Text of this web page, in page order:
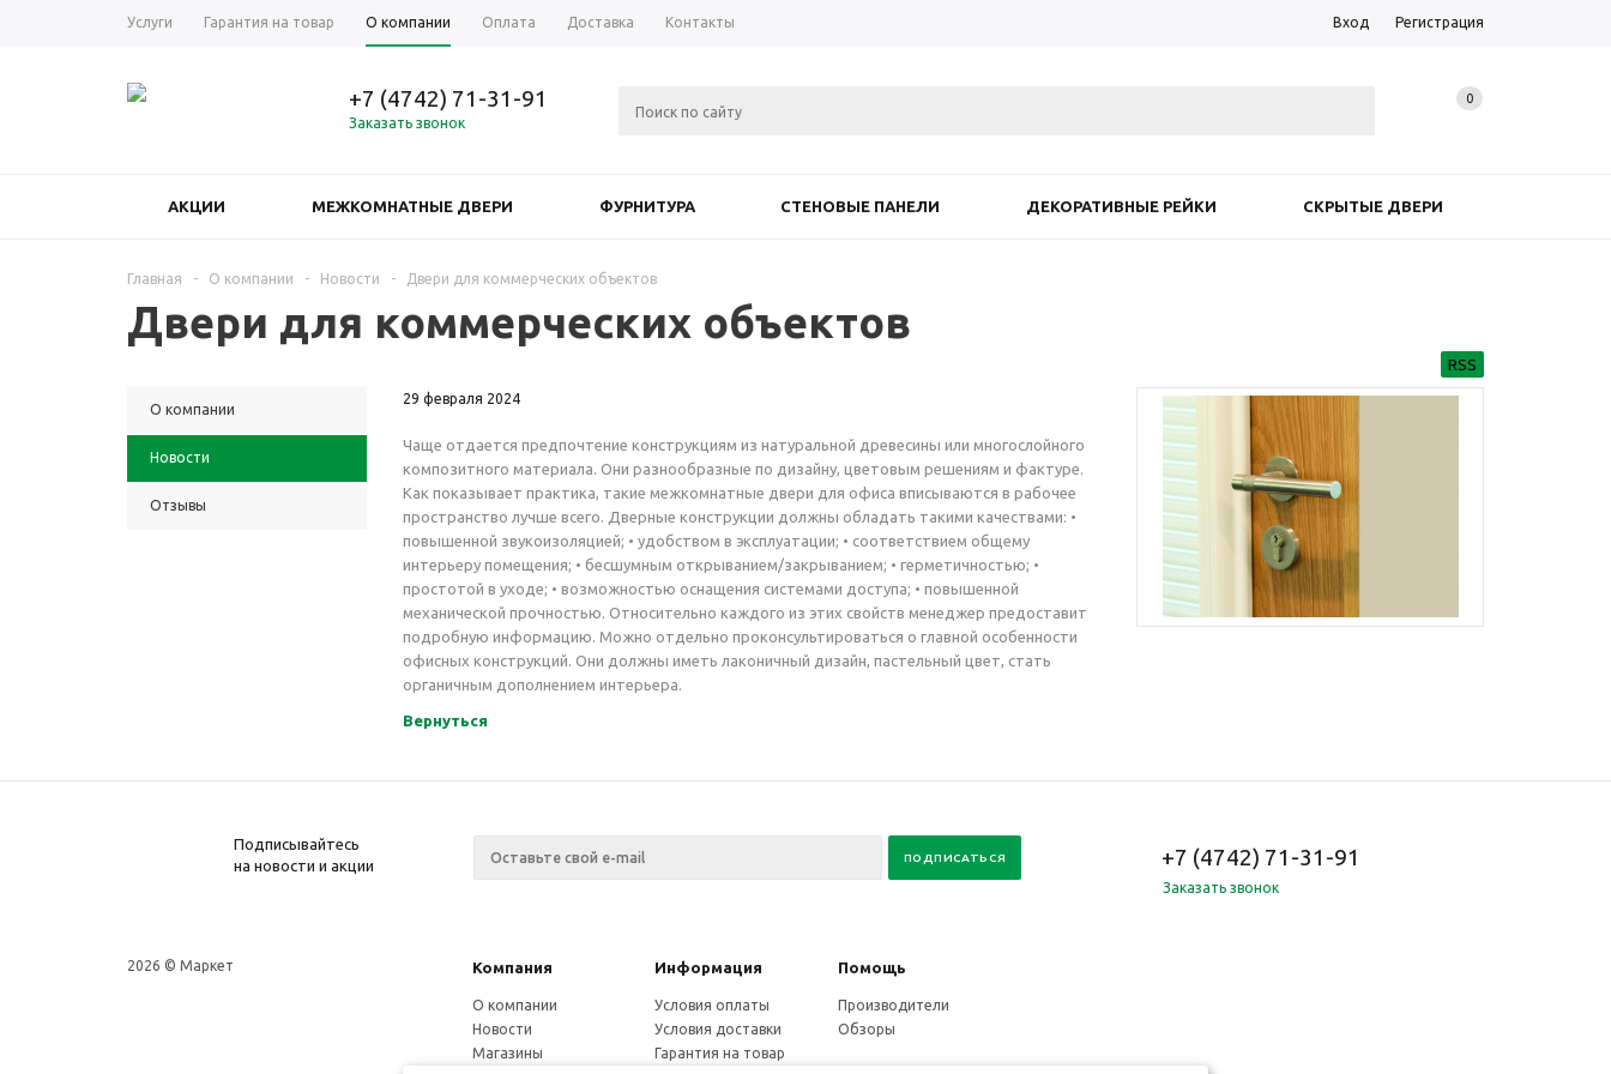
Услуги Гарантия на товар О компании Оплата Доставка Контакты Вход Регистрация
+7 (4742) 71-31-91
Заказать звонок
0
АКЦИИ МЕЖКОМНАТНЫЕ ДВЕРИ ФУРНИТУРА СТЕНОВЫЕ ПАНЕЛИ ДЕКОРАТИВНЫЕ РЕЙКИ СКРЫТЫЕ ДВЕРИ
Главная - О компании - Новости - Двери для коммерческих объектов
Двери для коммерческих объектов
О компании
Новости
Отзывы
RSS
29 февраля 2024
Чаще отдается предпочтение конструкциям из натуральной древесины или многослойного
композитного материала. Они разнообразные по дизайну, цветовым решениям и фактуре.
Как показывает практика, такие межкомнатные двери для офиса вписываются в рабочее
пространство лучше всего. Дверные конструкции должны обладать такими качествами: •
повышенной звукоизоляцией; • удобством в эксплуатации; • соответствием общему
интерьеру помещения; • бесшумным открыванием/закрыванием; • герметичностью; •
простотой в уходе; • возможностью оснащения системами доступа; • повышенной
механической прочностью. Относительно каждого из этих свойств менеджер предоставит
подробную информацию. Можно отдельно проконсультироваться о главной особенности
офисных конструкций. Они должны иметь лаконичный дизайн, пастельный цвет, стать
органичным дополнением интерьера.
Вернуться
Подписывайтесь
на новости и акции
+7 (4742) 71-31-91
Заказать звонок
2026 © Маркет Компания Информация Помощь
О компании
Новости
Магазины
Условия оплаты
Условия доставки
Гарантия на товар
Производители
Обзоры